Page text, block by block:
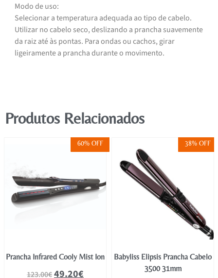
Modo de uso:
Selecionar a temperatura adequada ao tipo de cabelo.
Utilizar no cabelo seco, deslizando a prancha suavemente
da raiz até às pontas. Para ondas ou cachos, girar
ligeiramente a prancha durante o movimento.
Produtos Relacionados
60% OFF
Prancha Infrared Cooly Mist Ion
123.00€49.20€
38% OFF
Babyliss Elipsis Prancha Cabelo
3500 31mm